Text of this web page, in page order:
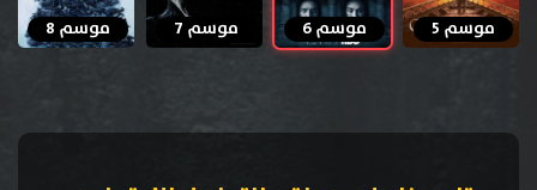
موسم 5 موسم 6 موسم 7 موسم 8